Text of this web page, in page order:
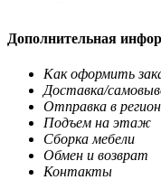
Дополнительная
Как оформить
Доставка/
Отправка в
Подъем на этаж
Сборка мебели
Обмен и возврат
Контакты